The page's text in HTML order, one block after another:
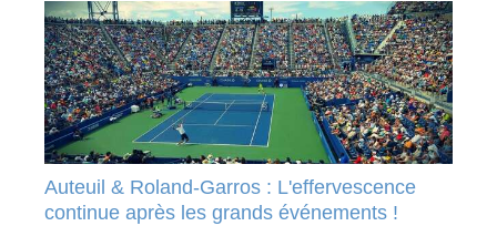
Auteuil & Roland-Garros : L'effervescence
continue après les grands événements !